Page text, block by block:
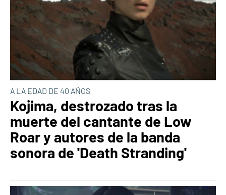
A LA EDAD DE 40 AÑOS
Kojima, destrozado tras la
muerte del cantante de Low
Roar y autores de la banda
sonora de 'Death Stranding'